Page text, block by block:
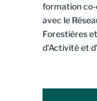
formation
avec le
Forestières
d’Activité et